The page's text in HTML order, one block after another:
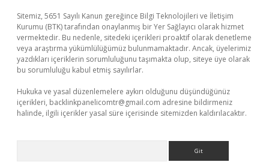
Sitemiz, 5651 Sayılı Kanun gereğince Bilgi Teknolojileri ve İletişim
Kurumu (BTK) tarafından onaylanmış bir Yer Sağlayıcı olarak hizmet
vermektedir. Bu nedenle, sitedeki içerikleri proaktif olarak denetleme
veya araştırma yükümlülüğümüz bulunmamaktadır. Ancak, üyelerimiz
yazdıkları içeriklerin sorumluluğunu taşımakta olup, siteye üye olarak
bu sorumluluğu kabul etmiş sayılırlar.
Hukuka ve yasal düzenlemelere aykırı olduğunu düşündüğünüz
içerikleri, backlinkpanelicomtr@gmail.com adresine bildirmeniz
halinde, ilgili içerikler yasal süre içerisinde sitemizden kaldırılacaktır.